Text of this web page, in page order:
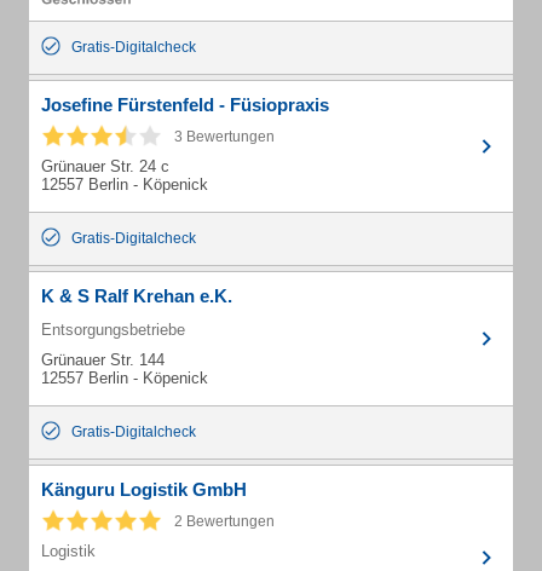
Gratis-Digitalcheck
Josefine Fürstenfeld - Füsiopraxis
3 Bewertungen
Grünauer Str. 24 c
12557 Berlin - Köpenick
Gratis-Digitalcheck
K & S Ralf Krehan e.K.
Entsorgungsbetriebe
Grünauer Str. 144
12557 Berlin - Köpenick
Gratis-Digitalcheck
Känguru Logistik GmbH
2 Bewertungen
Logistik